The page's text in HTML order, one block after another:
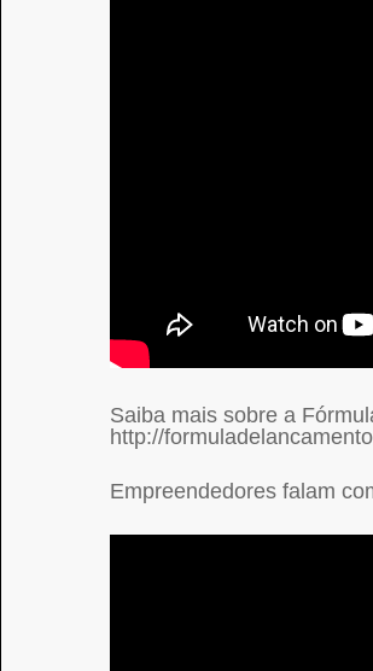
Saiba mais sobre a
http://
Empreendedores falam